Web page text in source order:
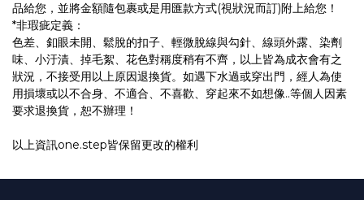
品給您，並將金額隨包裹或是用匯款方式(視狀況而訂)附上給您！
*非瑕疵定義：
色差、釦眼未開、鬆脫的扣子、輕微脫線與勾針、線頭外露、染劑
味、小汙漬、掉毛絮、花色對稱度稍有不齊，以上皆為成衣會有之
狀況，不接受用以上原因退換貨。如遇下水過或穿出門，經人為使
用損壞或以不合身、不適合、不喜歡、穿起來不如想像..等個人因素
要求退換貨，恕不辦理！
以上資訊one.step皆保留更改的權利